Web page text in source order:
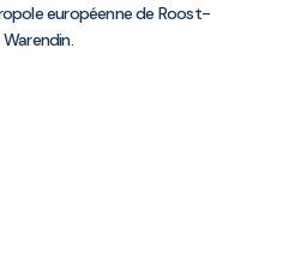
européenne de Roost-
Warendin.